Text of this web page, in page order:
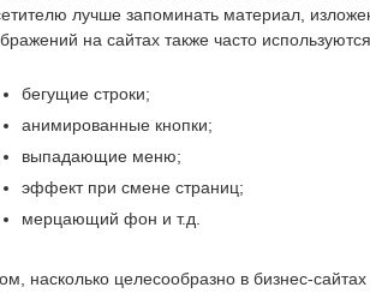
лучше запоминать материал,
на сайтах также часто
бегущие строки;
анимированные кнопки;
выпадающие меню;
эффект при смене страниц;
мерцающий фон и т.д.
насколько целесообразно в бизнес-сайтах